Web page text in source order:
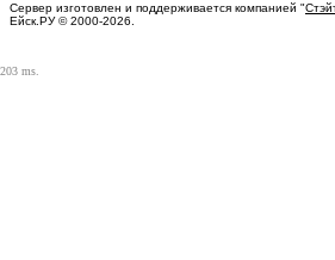
Сервер изготовлен и поддерживается компанией "
Ейск.РУ © 2000-2026.
203 ms.